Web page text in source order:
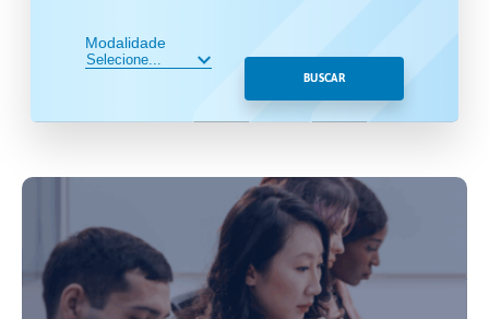
Modalidade
BUSCAR